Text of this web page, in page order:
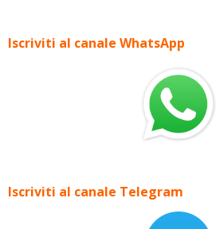
Iscriviti al canale WhatsApp
Iscriviti al canale Telegram